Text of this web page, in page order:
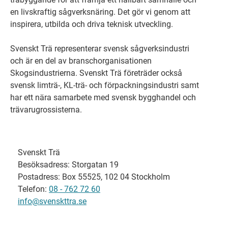
en livskraftig sågverksnäring. Det gör vi genom att
inspirera, utbilda och driva teknisk utveckling.
Svenskt Trä representerar svensk sågverksindustri
och är en del av branschorganisationen
Skogsindustrierna. Svenskt Trä företräder också
svensk limträ-, KL-trä- och förpackningsindustri samt
har ett nära samarbete med svensk bygghandel och
trävarugrossisterna.
Svenskt Trä
Besöksadress: Storgatan 19
Postadress: Box 55525, 102 04 Stockholm
Telefon: 08 - 762 72 60
info@svenskttra.se